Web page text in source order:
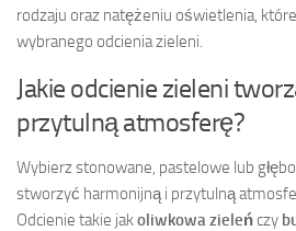
rodzaju oraz natężeniu oświetlenia,
wybranego odcienia zieleni.
Jakie odcienie zieleni
przytulną atmosferę?
Wybierz stonowane, pastelowe lub
stworzyć harmonijną i przytulną
Odcienie takie jakoliwkowa zieleńczy